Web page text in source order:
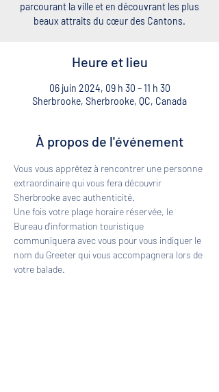
parcourant la ville et en découvrant les plus
beaux attraits du cœur des Cantons.
Heure et lieu
06 juin 2024, 09 h 30 – 11 h 30
Sherbrooke, Sherbrooke, QC, Canada
À propos de l'événement
Vous vous apprêtez à rencontrer une personne
extraordinaire qui vous fera découvrir
Sherbrooke avec authenticité.
Une fois votre plage horaire réservée, le
Bureau d'information touristique
communiquera avec vous pour vous indiquer le
nom du Greeter qui vous accompagnera lors de
votre balade.